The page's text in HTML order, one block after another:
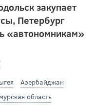
закупает
Петербург
«автономникам»
Азербайджан
область